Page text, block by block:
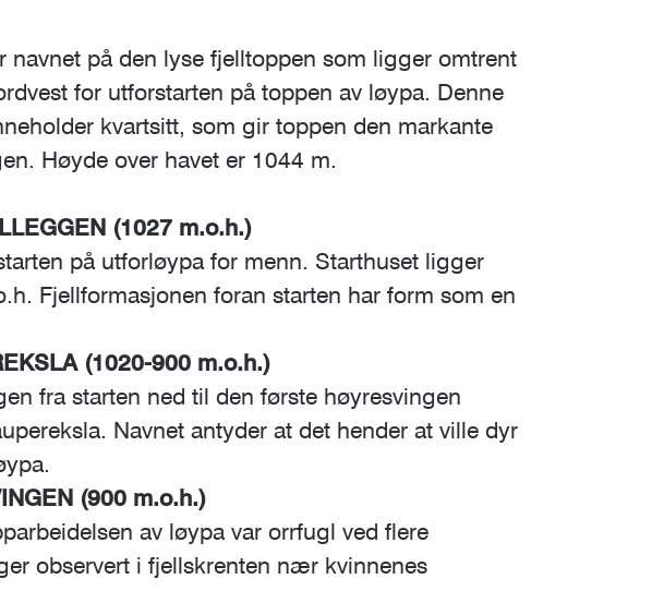
navnet på den lyse fjelltoppen som ligger omtrent
for utforstarten på toppen av løypa. Denne
kvartsitt, som gir toppen den markante
Høyde over havet er 1044 m.
(1027 m.o.h.)
på utforløypa for menn. Starthuset ligger
Fjellformasjonen foran starten har form som en
(1020-900 m.o.h.)
fra starten ned til den første høyresvingen
Navnet antyder at det hender at ville dyr
(900 m.o.h.)
av løypa var orrfugl ved flere
observert i fjellskrenten nær kvinnenes